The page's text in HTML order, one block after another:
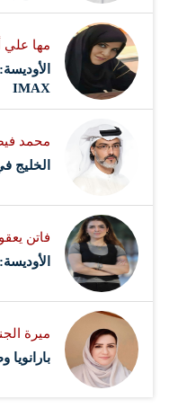
مها علي
IMAX
محمد
‏الخليج
فاتن
ميرة
بارانويا